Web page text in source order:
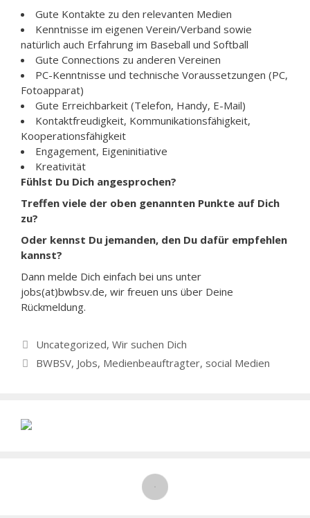
Gute Kontakte zu den relevanten Medien
Kenntnisse im eigenen Verein/Verband sowie
natürlich auch Erfahrung im Baseball und Softball
Gute Connections zu anderen Vereinen
PC-Kenntnisse und technische Voraussetzungen (PC,
Fotoapparat)
Gute Erreichbarkeit (Telefon, Handy, E-Mail)
Kontaktfreudigkeit, Kommunikationsfähigkeit,
Kooperationsfähigkeit
Engagement, Eigeninitiative
Kreativität
Fühlst Du Dich angesprochen?
Treffen viele der oben genannten Punkte auf Dich
zu?
Oder kennst Du jemanden, den Du dafür empfehlen
kannst?
Dann melde Dich einfach bei uns unter
jobs(at)bwbsv.de, wir freuen uns über Deine
Rückmeldung.
Kategorien
Uncategorized, Wir suchen Dich
Schlagwörter
BWBSV, Jobs, Medienbeauftragter, social Medien